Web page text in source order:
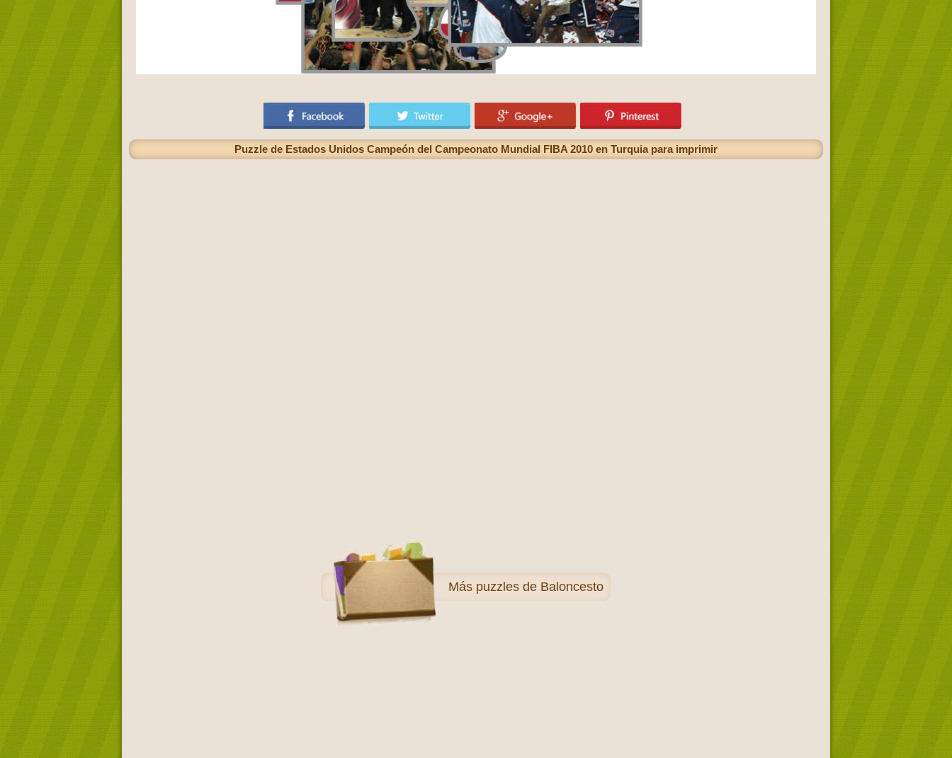
Puzzle de Estados Unidos Campeón del Campeonato Mundial FIBA 2010 en Turquia para imprimir
Más puzzles de Baloncesto